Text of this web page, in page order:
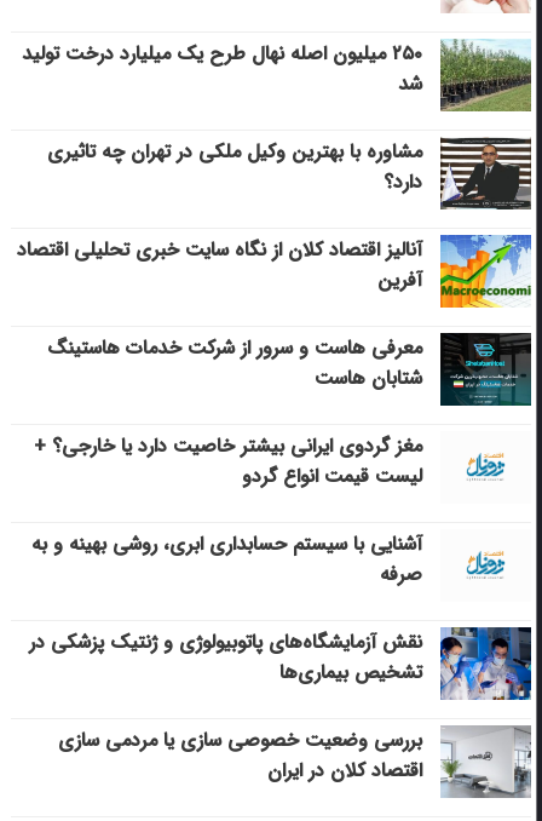
۲۵۰ میلیون اصله نهال طرح یک میلیارد درخت تولید
شد
مشاوره با بهترین وکیل ملکی در تهران چه تاثیری
دارد؟
آنالیز اقتصاد کلان از نگاه سایت خبری تحلیلی اقتصاد
آفرین
معرفی هاست و سرور از شرکت خدمات هاستینگ
شتابان هاست
مغز گردوی ایرانی بیشتر خاصیت دارد یا خارجی؟ +
لیست قیمت انواع گردو
آشنایی با سیستم حسابداری ابری، روشی بهینه و به
صرفه
نقش آزمایشگاه‌های پاتوبیولوژی و ژنتیک پزشکی در
تشخیص بیماری‌ها
بررسی وضعیت خصوصی سازی یا مردمی سازی
اقتصاد کلان در ایران